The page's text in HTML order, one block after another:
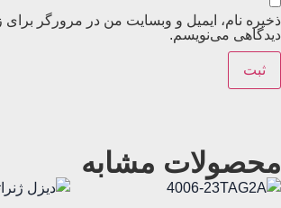
ذخیره نام، ایمیل و وبسایت من در مرورگر برای
دیدگاهی می‌نویسم.
محصولات مشابه